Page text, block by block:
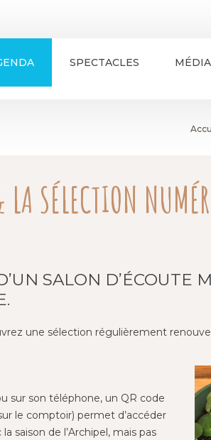
SPECTACLES
LA SÉLECTION
SALON D’ÉCOUTE
une sélection régulièrement
sur son téléphone, un QR code
le comptoir) permet d’accéder
saison de l’Archipel, mais pas